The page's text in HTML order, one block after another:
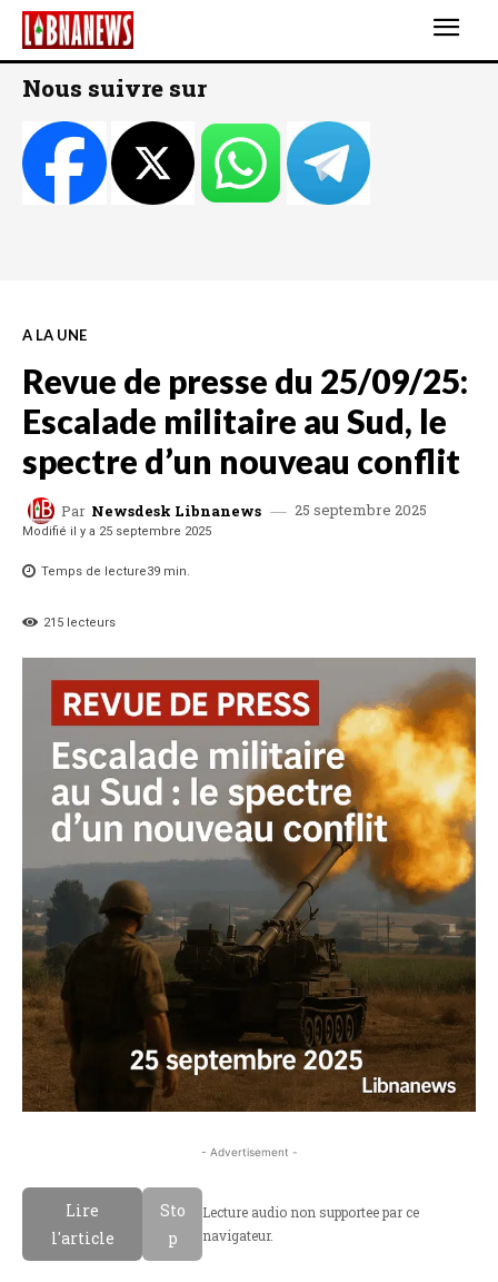
Nous suivre sur
A LA UNE
Revue de presse du 25/09/25:
Escalade militaire au Sud, le
spectre d’un nouveau conflit
Par Newsdesk Libnanews 25 septembre 2025
Modifié il y a 25 septembre 2025
Temps de lecture39 min.
215 lecteurs
- Advertisement -
Lire
l'article
Sto
p
Lecture audio non supportee par ce
navigateur.